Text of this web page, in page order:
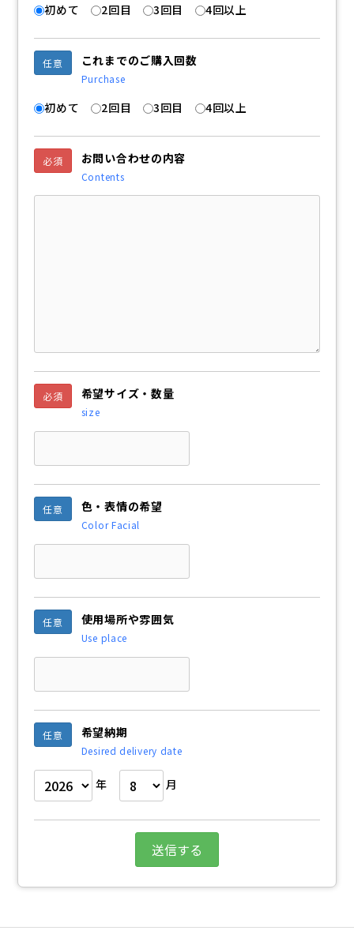
初めて 2回目 3回目 4回以上
任意 これまでのご購入回数
Purchase
初めて 2回目 3回目 4回以上
必須 お問い合わせの内容
Contents
必須 希望サイズ・数量
size
任意 色・表情の希望
Color Facial
任意 使用場所や雰囲気
Use place
任意 希望納期
Desired delivery date
年 月